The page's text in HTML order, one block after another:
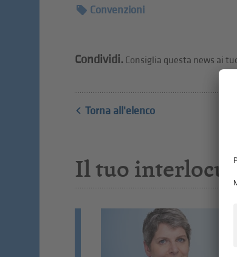
Convenzioni
Condividi. Consiglia questa news ai
Torna all'elenco
Il tuo